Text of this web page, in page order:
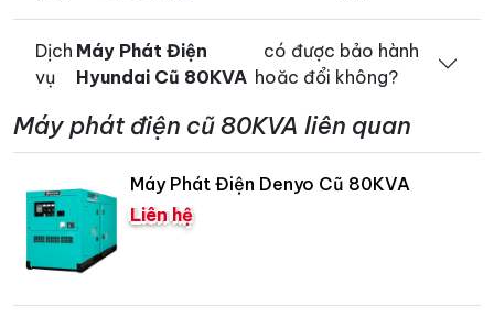
Dịch
vụ
Máy Phát Điện
Hyundai Cũ 80KVA
có được bảo hành
hoăc đổi không?
Máy phát điện cũ 80KVA liên quan
Máy Phát Điện Denyo Cũ 80KVA
Liên hệ